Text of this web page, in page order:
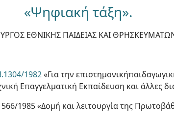
«Ψηφιακή τάξη».
ΕΘΝΙΚΗΣ ΠΑΙΔΕΙΑΣ ΚΑΙ
1982«Για την
Επαγγελματική Εκπαίδευση και άλλες
1985 «Δομή και λειτουργία της